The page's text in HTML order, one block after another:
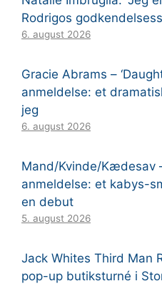
Rodrigos
6. august 2026
Gracie Abrams –
anmeldelse: et
jeg
6. august 2026
Mand/Kvinde/Kædesav
anmeldelse: et kabys-
en debut
5. august 2026
Jack Whites Third Man
pop-up butiksturné i